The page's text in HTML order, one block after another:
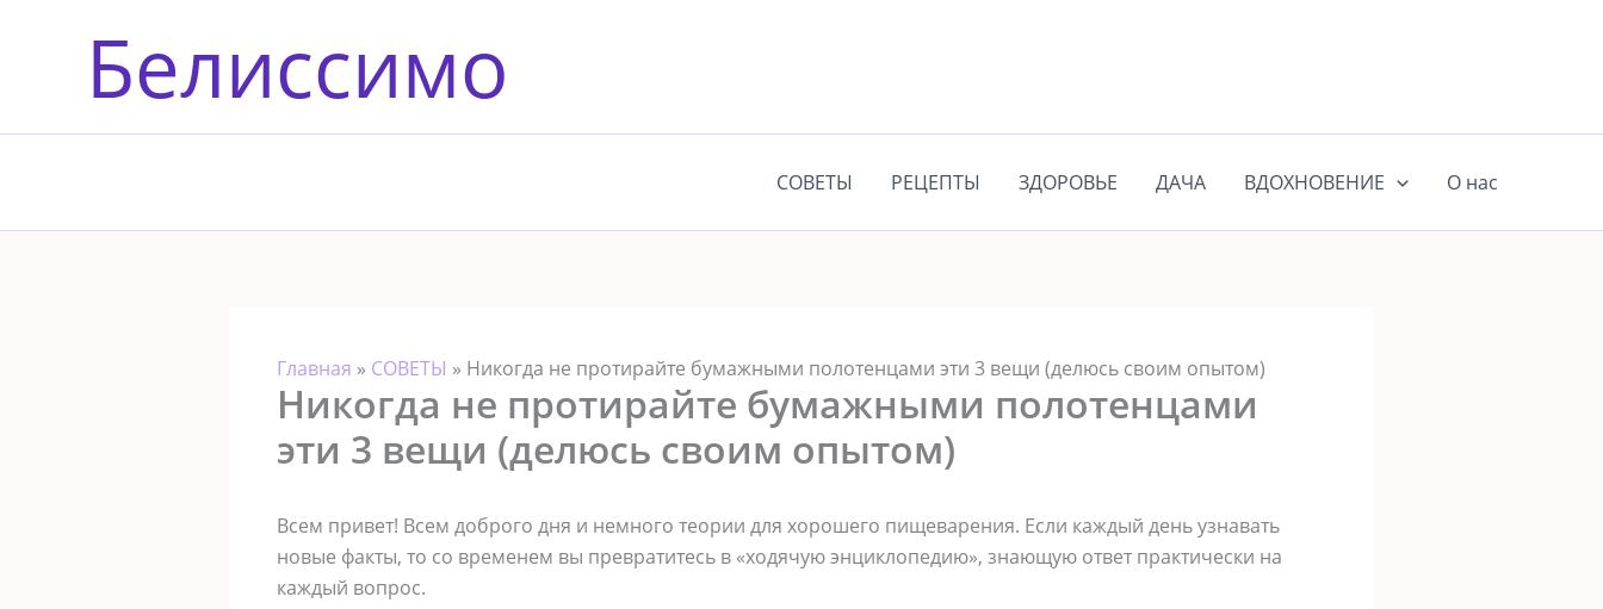
содержимомуБелиссимо
СОВЕТЫ РЕЦЕПТЫ ЗДОРОВЬЕ ДАЧА ВДОХНОВЕНИЕ О нас
Главная » СОВЕТЫ » Никогда не протирайте бумажными полотенцами эти 3 вещи (делюсь своим опытом)
Никогда не протирайте бумажными полотенцами
эти 3 вещи (делюсь своим опытом)
Всем привет! Всем доброго дня и немного теории для хорошего пищеварения. Если каждый день узнавать
новые факты, то со временем вы превратитесь в «ходячую энциклопедию», знающую ответ практически на
каждый вопрос.